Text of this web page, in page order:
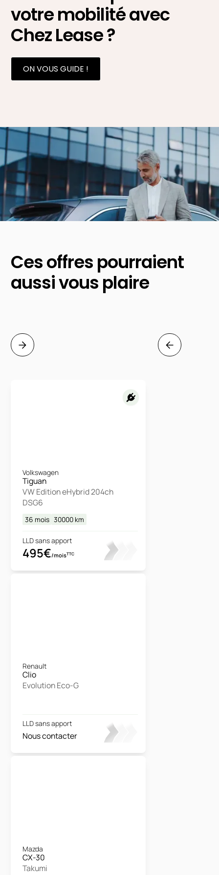
votre mobilité avec
Chez Lease ?
ON VOUS GUIDE !
Ces offres pourraient
aussi vous plaire
Volkswagen
Tiguan
VW Edition eHybrid 204ch
DSG6
36 mois 30000 km
LLD sans apport
495€/moisTTC
Renault
Clio
Evolution Eco-G
LLD sans apport
Nous contacter
Mazda
CX-30
Takumi